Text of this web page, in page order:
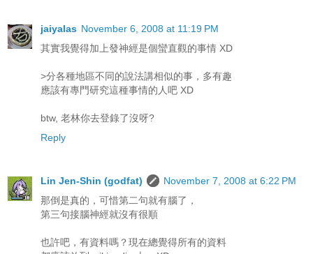
jaiyalas November 6, 2008 at 11:19 PM
其實我覺得加上發神經是個蠻直觀的事情 XD
>分各種地區不同的說法講相似的事，多有趣
應該有專門研究這種事情的人吧 XD
btw, 老林你去登錄了沒呀?
Reply
Lin Jen-Shin (godfat)
November 7, 2008 at 6:22 PM
那倒是真的，可惜第二句就有腦了，
第三句接腦神經就沒有很順
也許吧，有資料嗎？現在總覺得所有的資料